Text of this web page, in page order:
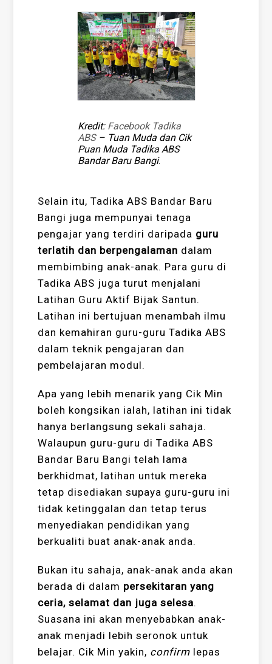
Kredit: Facebook Tadika
ABS– Tuan Muda dan Cik
Puan Muda Tadika ABS
Bandar Baru Bangi.
Selain itu, Tadika ABS Bandar Baru
Bangi juga mempunyai tenaga
pengajar yang terdiri daripada guru
terlatih dan berpengalaman dalam
membimbing anak-anak. Para guru di
Tadika ABS juga turut menjalani
Latihan Guru Aktif Bijak Santun.
Latihan ini bertujuan menambah ilmu
dan kemahiran guru-guru Tadika ABS
dalam teknik pengajaran dan
pembelajaran modul.
Apa yang lebih menarik yang Cik Min
boleh kongsikan ialah, latihan ini tidak
hanya berlangsung sekali sahaja.
Walaupun guru-guru di Tadika ABS
Bandar Baru Bangi telah lama
berkhidmat, latihan untuk mereka
tetap disediakan supaya guru-guru ini
tidak ketinggalan dan tetap terus
menyediakan pendidikan yang
berkualiti buat anak-anak anda.
Bukan itu sahaja, anak-anak anda akan
berada di dalam persekitaran yang
ceria, selamat dan juga selesa.
Suasana ini akan menyebabkan anak-
anak menjadi lebih seronok untuk
belajar. Cik Min yakin, confirm lepas